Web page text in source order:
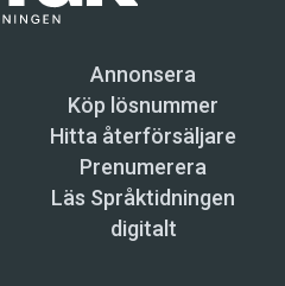
Annonsera
Köp lösnummer
Hitta återförsäljare
Prenumerera
Läs Språktidningen
digitalt